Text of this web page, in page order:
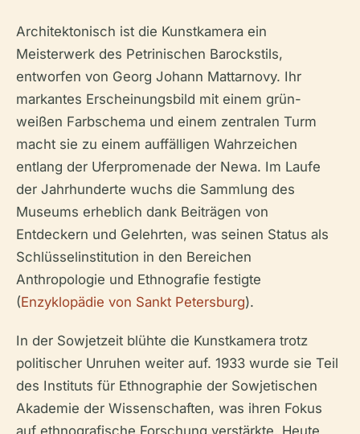
Architektonisch ist die Kunstkamera ein
Meisterwerk des Petrinischen Barockstils,
entworfen von Georg Johann Mattarnovy. Ihr
markantes Erscheinungsbild mit einem grün-
weißen Farbschema und einem zentralen Turm
macht sie zu einem auffälligen Wahrzeichen
entlang der Uferpromenade der Newa. Im Laufe
der Jahrhunderte wuchs die Sammlung des
Museums erheblich dank Beiträgen von
Entdeckern und Gelehrten, was seinen Status als
Schlüsselinstitution in den Bereichen
Anthropologie und Ethnografie festigte
(Enzyklopädie von Sankt Petersburg).
In der Sowjetzeit blühte die Kunstkamera trotz
politischer Unruhen weiter auf. 1933 wurde sie Teil
des Instituts für Ethnographie der Sowjetischen
Akademie der Wissenschaften, was ihren Fokus
auf ethnografische Forschung verstärkte. Heute